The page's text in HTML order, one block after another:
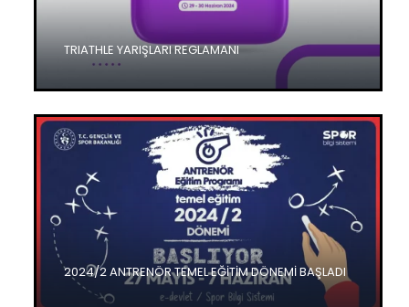
TRIATHLE YARIŞLARI REGLAMANI
2024/2 ANTRENÖR TEMEL EĞİTİM DÖNEMİ BAŞLADI